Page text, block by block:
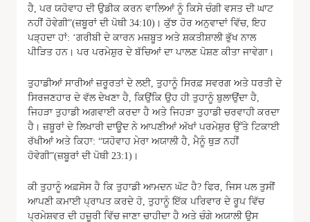
ਹੈ, ਪਰ ਯਹੋਵਾਹ ਦੀ ਉਡੀਕ ਕਰਨ ਵਾਲਿਆਂ ਨੂੰ ਕਿਸੇ ਚੰਗੀ ਵਸਤ ਦੀ ਘਾਟ
ਨਹੀਂ ਹੋਵੇਗੀ”(ਜ਼ਬੂਰਾਂ ਦੀ ਪੋਥੀ 34:10)। ਕੁੱਝ ਹੋਰ ਅਨੁਵਾਦਾਂ ਵਿੱਚ, ਇਹ
ਪੜ੍ਹਦਾ ਹਾਂ: ‘ਗਰੀਬੀ ਦੇ ਕਾਰਨ ਮਜ਼ਬੂਤ ਅਤੇ ਸ਼ਕਤੀਸ਼ਾਲੀ ਭੁੱਖ ਨਾਲ
ਪੀੜਿਤ ਹਨ। ਪਰ ਪਰਮੇਸ਼ੁਰ ਦੇ ਬੱਚਿਆਂ ਦਾ ਪਾਲਣ ਪੋਸ਼ਣ ਕੀਤਾ ਜਾਵੇਗਾ।
ਤੁਹਾਡੀਆਂ ਸਾਰੀਆਂ ਜ਼ਰੂਰਤਾਂ ਦੇ ਲਈ, ਤੁਹਾਨੂੰ ਸਿਰਫ਼ ਸਵਰਗ ਅਤੇ ਧਰਤੀ ਦੇ
ਸਿਰਜਣਹਾਰ ਦੇ ਵੱਲ ਦੇਖਣਾ ਹੈ, ਕਿਉਂਕਿ ਉਹ ਹੀ ਤੁਹਾਨੂੰ ਬੁਲਾਉਂਦਾ ਹੈ,
ਜਿਹੜਾ ਤੁਹਾਡੀ ਅਗਵਾਈ ਕਰਦਾ ਹੈ ਅਤੇ ਜਿਹੜਾ ਤੁਹਾਡੀ ਚਰਵਾਹੀ ਕਰਦਾ
ਹੈ। ਜ਼ਬੂਰਾਂ ਦੇ ਲਿਖਾਰੀ ਦਾਊਦ ਨੇ ਆਪਣੀਆਂ ਅੱਖਾਂ ਪਰਮੇਸ਼ੁਰ ਉੱਤੇ ਟਿਕਾਈ
ਰੱਖੀਆਂ ਅਤੇ ਕਿਹਾ: “ਯਹੋਵਾਹ ਮੇਰਾ ਅਯਾਲੀ ਹੈ, ਮੈਨੂੰ ਥੁੜ ਨਹੀਂ
ਹੋਵੇਗੀ”(ਜ਼ਬੂਰਾਂ ਦੀ ਪੋਥੀ 23:1)।
ਕੀ ਤੁਹਾਨੂੰ ਅਫ਼ਸੋਸ ਹੈ ਕਿ ਤੁਹਾਡੀ ਆਮਦਨ ਘੱਟ ਹੈ? ਫਿਰ, ਜਿਸ ਪਲ ਤੁਸੀਂ
ਆਪਣੀ ਕਮਾਈ ਪ੍ਰਾਪਤ ਕਰਦੇ ਹੋ, ਤੁਹਾਨੂੰ ਇੱਕ ਪਰਿਵਾਰ ਦੇ ਰੂਪ ਵਿੱਚ
ਪ੍ਰਮੇਸ਼ਵਰ ਦੀ ਹਜ਼ੂਰੀ ਵਿੱਚ ਜਾਣਾ ਚਾਹੀਦਾ ਹੈ ਅਤੇ ਚੰਗੇ ਅਯਾਲੀ ਉਸ